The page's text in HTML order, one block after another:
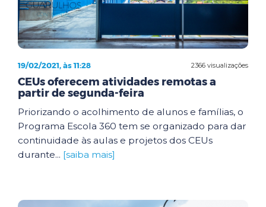
2366 visualizações
19/02/2021, às 11:28
CEUs oferecem atividades remotas a
partir de segunda-feira
Priorizando o acolhimento de alunos e famílias, o
Programa Escola 360 tem se organizado para dar
continuidade às aulas e projetos dos CEUs
durante... [saiba mais]